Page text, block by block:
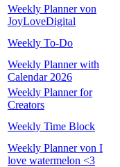
Weekly Planner von
JoyLoveDigital
Weekly To-Do
Weekly Planner with
Calendar 2026
Weekly Planner for
Creators
Weekly Time Block
Weekly Planner von I
love watermelon <3